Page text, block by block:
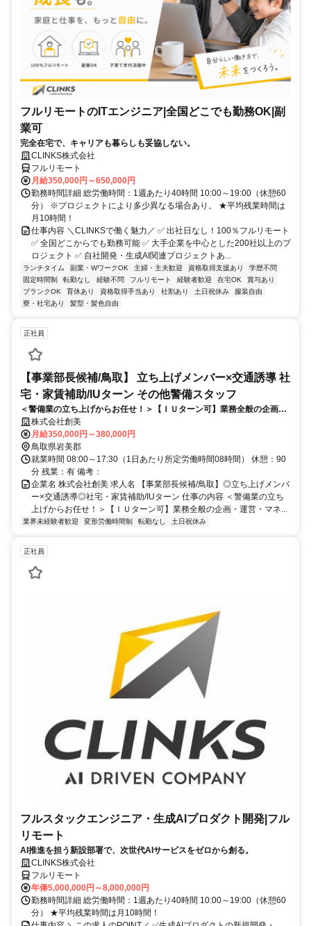
フルリモートのITエンジニア|全国どこでも勤務OK|副
業可
完全在宅で、キャリアも暮らしも妥協しない。
CLINKS株式会社
フルリモート
月給350,000円～650,000円
勤務時間詳細 総労働時間：1週あたり40時間 10:00～19:00（休憩60
分） ※プロジェクトにより多少異なる場合あり。 ★平均残業時間は
月10時間！
仕事内容 ＼CLINKSで働く魅力／ ✅ 出社日なし！100％フルリモート
✅ 全国どこからでも勤務可能 ✅ 大手企業を中心とした200社以上のプ
ロジェクト ✅ 自社開発・生成AI関連プロジェクトあ...
ランチタイム 副業・WワークOK 主婦・主夫歓迎 資格取得支援あり
学歴不問
固定時間制
転勤なし 経験不問 フルリモート 経験者歓迎 在宅OK
賞与あり
ブランクOK
育休あり 資格取得手当あり 社割あり 土日祝休み
服装自由
寮・社宅あり
髪型・髪色自由
正社員
【事業部長候補/鳥取】 立ち上げメンバー×交通誘導 社
宅・家賃補助/IUターン その他警備スタッフ
＜警備業の立ち上げからお任せ！＞【ＩＵターン可】業務全般の企画・
運営・マネジメント担当です。将来的には、部門責任者としての役割も
見据え、地域社会の「安全・衛生・快適さ」に貢献する業務を幅広く担
当★
株式会社創美
月給350,000円～380,000円
鳥取県岩美郡
就業時間 08:00～17:30（1日あたり所定労働時間08時間） 休憩：90
分 残業：有 備考：
企業名 株式会社創美 求人名 【事業部長候補/鳥取】◎立ち上げメンバ
ー×交通誘導◎社宅・家賃補助/IUターン 仕事の内容 ＜警備業の立ち
上げからお任せ！＞【ＩＵターン可】業務全般の企画・運営・マネ...
業界未経験者歓迎 変形労働時間制 転勤なし 土日祝休み
正社員
フルスタックエンジニア・生成AIプロダクト開発|フル
リモート
AI推進を担う新設部署で、次世代AIサービスをゼロから創る。
CLINKS株式会社
フルリモート
年俸5,000,000円～8,000,000円
勤務時間詳細 総労働時間：1週あたり40時間 10:00～19:00（休憩60
分） ★平均残業時間は月10時間！